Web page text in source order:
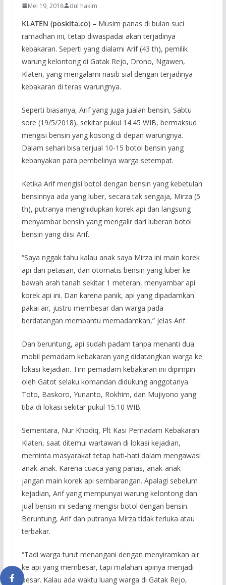
Mei 19, 2018 dul hakim
KLATEN (poskita.co)– Musim panas di bulan suci
ramadhan ini, tetap diwaspadai akan terjadinya
kebakaran. Seperti yang dialami Arif (43 th), pemilik
warung kelontong di Gatak Rejo, Drono, Ngawen,
Klaten, yang mengalami nasib sial dengan terjadinya
kebakaran di teras warungnya.
Seperti biasanya, Arif yang juga jualan bensin, Sabtu
sore (19/5/2018), sekitar pukul 14.45 WIB, bermaksud
mengisi bensin yang kosong di depan warungnya.
Dalam sehari bisa terjual 10-15 botol bensin yang
kebanyakan para pembelinya warga setempat.
Ketika Arif mengisi botol dengan bensin yang kebetulan
bensinnya ada yang luber, secara tak sengaja, Mirza (5
th), putranya menghidupkan korek api dan langsung
menyambar bensin yang mengalir dari luberan botol
bensin yang diisi Arif.
“Saya nggak tahu kalau anak saya Mirza ini main korek
api dan petasan, dan otomatis bensin yang luber ke
bawah arah tanah sekitar 1 meteran, menyambar api
korek api ini. Dan karena panik, api yang dipadamkan
pakai air, justru membesar dan warga pada
berdatangan membantu memadamkan,” jelas Arif.
Dan beruntung, api sudah padam tanpa menanti dua
mobil pemadam kebakaran yang didatangkan warga ke
lokasi kejadian. Tim pemadam kebakaran ini dipimpin
oleh Gatot selaku komandan didukung anggotanya
Toto, Baskoro, Yunanto, Rokhim, dan Mujiyono yang
tiba di lokasi sekitar pukul 15.10 WIB.
Sementara, Nur Khodiq, Plt Kasi Pemadam Kebakaran
Klaten, saat ditemui wartawan di lokasi kejadian,
meminta masyarakat tetap hati-hati dalam mengawasi
anak-anak. Karena cuaca yang panas, anak-anak
jangan main korek api sembarangan. Apalagi sebelum
kejadian, Arif yang mempunyai warung kelontong dan
jual bensin ini sedang mengisi botol dengan bensin.
Beruntung, Arif dan putranya Mirza tidak terluka atau
terbakar.
“Tadi warga turut menangani dengan menyiramkan air
ke api yang membesar, tapi malahan apinya menjadi
besar. Kalau ada waktu luang warga di Gatak Rejo,